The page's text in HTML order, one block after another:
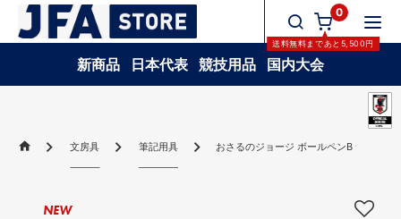
0
送料無料まであと 5,500円
新商品 日本代表 競技用品 国内大会
文房具 筆記用具 おさるのジョージ ボールペンB サッカー
NEW